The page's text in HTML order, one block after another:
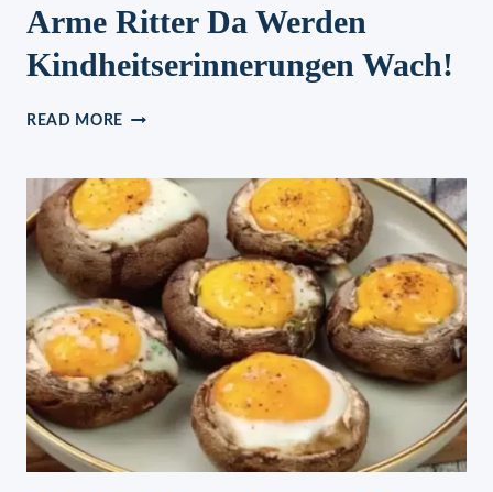
Arme Ritter Da Werden
Kindheitserinnerungen Wach!
READ MORE ARME
WERDEN
KINDHEITSERINNERUNGEN
WACH!